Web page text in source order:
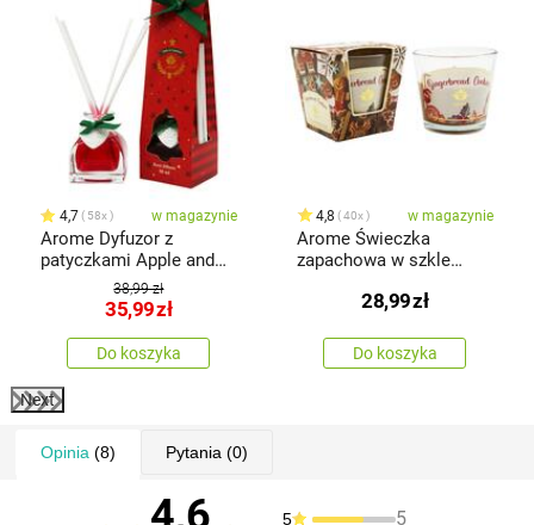
4,7 58x w magazynie
Arome Dyfuzor z
patyczkami Apple and
Cinnamon, 50 ml
38,99 zł
35,99zł
Do koszyka
4,8 40x w magazynie
Arome Świeczka
zapachowa w szkle
28,99zł
Do koszyka
Next
Opinia (8) Pytania (0)
4,6 5 5